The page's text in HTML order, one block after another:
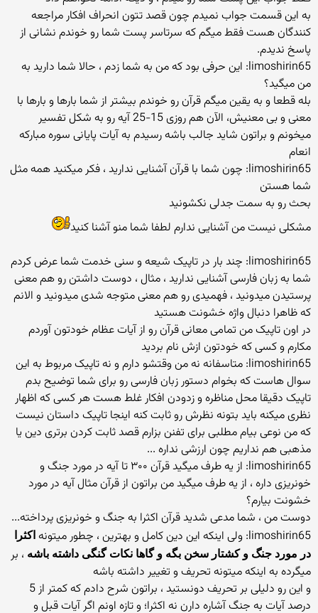
به این قسمت جواب نمیدم چون قصد تتون انحراف افکار مراجعه
کنندگان هست فقط میگم که سرتاسر پست شما رو خوندم نشانی از
پاسخ ندیدم.
limoshirin65: این حرفی بود که من به شما زدم ، حالا شما دارید به
من میگید؟
بله قطعا و به یقین میگم قرآن رو خوندم بیشتر از شما بارها و بارها با
معنی و بی معنیش، الآن هم روزی 15-25 آیه رو به شکل تفسیر
میخونم و براتون شاید جالب باشه رسیدم به آیات پایانی سوره مبارکه
انعام
limoshirin65: چون شما با قرآن آشنایی ندارید ، فکر میکنید همه مثل
شما هستن
بحث رو به سمت جدلی نکشونید
مشکلی نیست من آشنایی ندارم لطفا شما منو آشنا کنید
limoshirin65: چند بار در تاپیک شیعه و سنی خدمت شما عرض کردم
شما به زبان فارسی آشنایی ندارید ، مثال ، دوست داشتن رو هم معنی
پرستیدن میدونید ، فهمیدی رو هم معنی متوجه شدی میدونید و الانم
که ظاهرا دنبال واژه خشونت هستید
در اون تاپیک من تمامی معانی قرآن رو از آیات عظام خودتون آوردم
مکارم و کسی که خودتون ازش نام بردید
limoshirin65: متاسفانه نه من وقتشو دارم و نه تاپیک مربوط به این
سوال هاست که بخوام دستور زبان فارسی رو برای شما توضیح بدم
تاپیک دقیقا محل مناظره و زدودن افکار غلط هست هر کسی که اظهار
نظری میکنه باید بتونه نظرش رو ثابت کنه اینجا تاپیک داستان نیست
که من نوعی بیام مطلبی برای تفنن بزارم قصد ثابت کردن برتری دین یا
مذهبی هم نداریم چون ارزشی نداره ...
limoshirin65: از یه طرف میگید قرآن ۳۰۰ تا آیه در مورد جنگ و
خونریزی داره ، از یه طرف میگید من براتون از قرآن مثال آیه در مورد
خشونت بیارم؟
دوست من ، شما مدعی شدید قرآن اکثرا به جنگ و خونریزی پرداخته...
limoshirin65: ولی اینکه این دین کامل و بهترین ، چطور میتونه
اکثرا
در مورد جنگ و کشتار سخن بگه و گاها نکات گنگی داشته باشه ، بر
میگرده به اینکه میتونه تحریف و تغییر داشته باشه
و این رو دلیلی بر تحریف دونستید ، براتون شرح دادم که کمتر از 5
درصد آیات به جنگ آشاره دارن نه اکثرا؛ و تازه اونم اگر آیات قبل و